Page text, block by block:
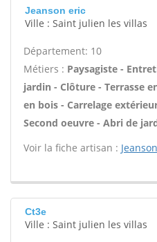
Jeanson eric
Ville : Saint julien les villas
Département: 10
Métiers : Paysagiste -
jardin - Clôture - Terrasse
en bois - Carrelage
Second oeuvre - Abri de
Voir la fiche artisan :
Ct3e
Ville : Saint julien les villas